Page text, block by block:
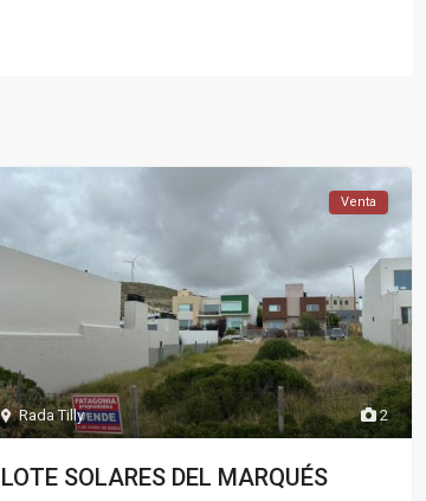
2
Rada Tilly
Venta
LOTE SOLARES DEL MARQUÉS